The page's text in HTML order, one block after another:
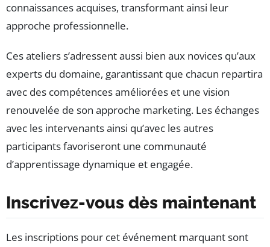
connaissances acquises, transformant ainsi leur
approche professionnelle.
Ces ateliers s’adressent aussi bien aux novices qu’aux
experts du domaine, garantissant que chacun repartira
avec des compétences améliorées et une vision
renouvelée de son approche marketing. Les échanges
avec les intervenants ainsi qu’avec les autres
participants favoriseront une communauté
d’apprentissage dynamique et engagée.
Inscrivez-vous dès maintenant
Les inscriptions pour cet événement marquant sont